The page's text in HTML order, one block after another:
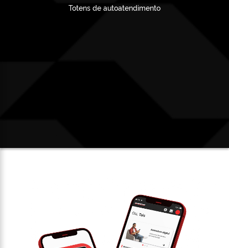
Totens de autoatendimento